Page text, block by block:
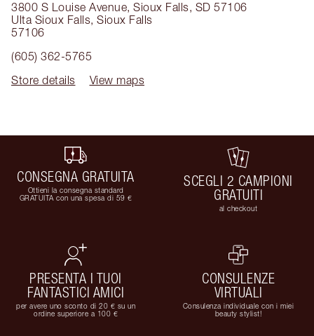
3800 S Louise Avenue, Sioux Falls, SD 57106
Ulta Sioux Falls, Sioux Falls
57106
(605) 362-5765
Store details
View maps
CONSEGNA GRATUITA
Ottieni la consegna standard
GRATUITA con una spesa di 59 €
SCEGLI 2 CAMPIONI
GRATUITI
al checkout
PRESENTA I TUOI
FANTASTICI AMICI
per avere uno sconto di 20 € su un
ordine superiore a 100 €
CONSULENZE
VIRTUALI
Consulenza individuale con i miei
beauty stylist!